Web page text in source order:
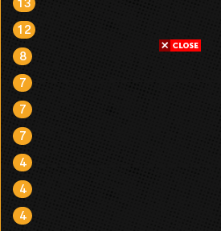
12
8
7
7
7
4
4
4